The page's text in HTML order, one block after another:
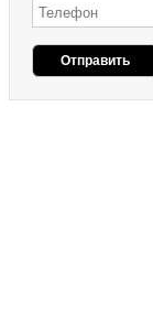
Отправить